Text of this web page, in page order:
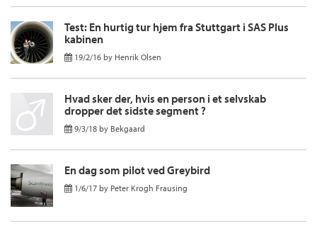
Test: En hurtig tur hjem fra Stuttgart i SAS Plus
kabinen
19/2/16 by Henrik Olsen
Hvad sker der, hvis en person i et selvskab
dropper det sidste segment ?
9/3/18 by Bekgaard
En dag som pilot ved Greybird
1/6/17 by Peter Krogh Frausing